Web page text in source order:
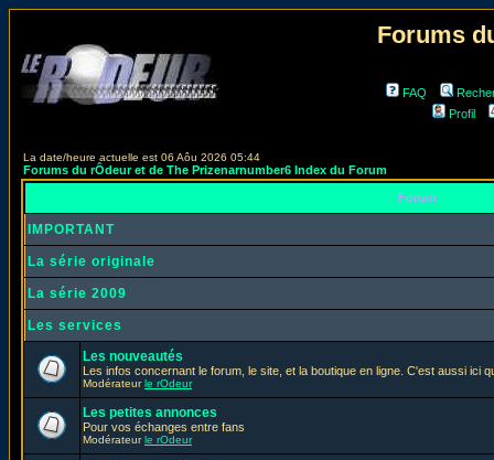
Forums
FAQ
Profil
La date/heure actuelle est 06 Aôu 2026 05:44
Forums du rÔdeur et de The Prizenarnumber6 Index du Forum
Forum
IMPORTANT
La série originale
La série 2009
Les services
Les nouveautés
Les infos concernant le forum, le site, et la boutique en ligne. C'est aussi ici
Modérateurle rOdeur
Les petites annonces
Pour vos échanges entre fans
Modérateurle rOdeur